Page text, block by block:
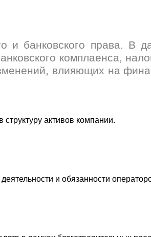
и банковского права. В
комплаенса,
влияющих на